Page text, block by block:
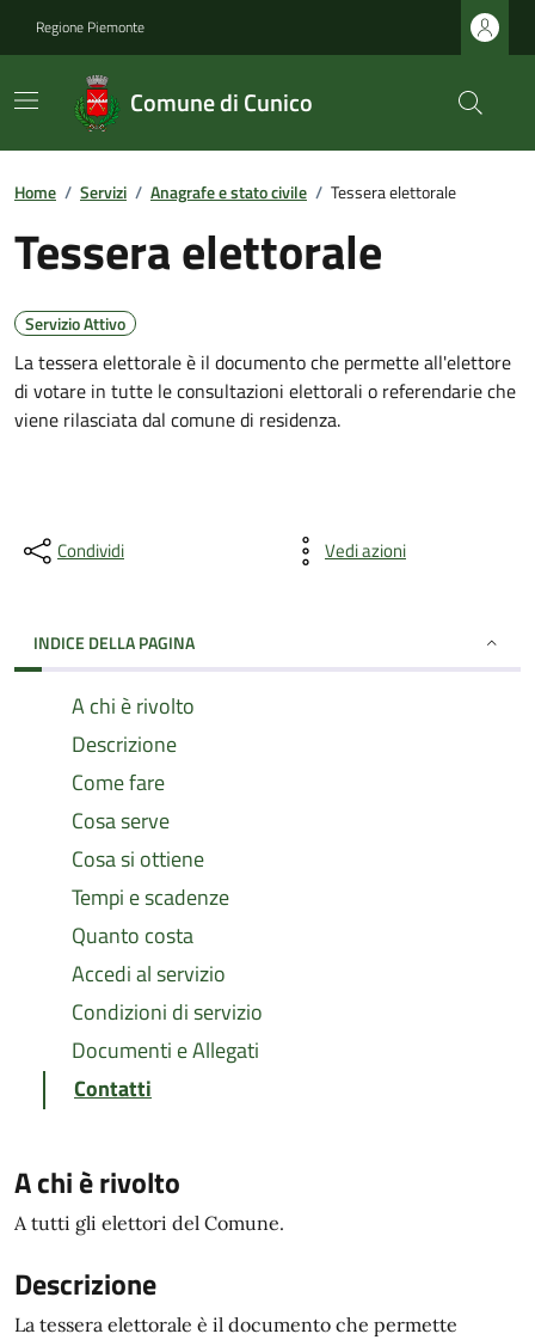
Regione Piemonte
Comune di Cunico
Home / Servizi / Anagrafe e stato civile / Tessera elettorale
Tessera elettorale
Servizio Attivo
La tessera elettorale è il documento che permette all'elettore
di votare in tutte le consultazioni elettorali o referendarie che
viene rilasciata dal comune di residenza.
Condividi Vedi azioni
INDICE DELLA PAGINA
A chi è rivolto
Descrizione
Come fare
Cosa serve
Cosa si ottiene
Tempi e scadenze
Quanto costa
Accedi al servizio
Condizioni di servizio
Documenti e Allegati
Contatti
A chi è rivolto
A tutti gli elettori del Comune.
Descrizione
La tessera elettorale è il documento che permette